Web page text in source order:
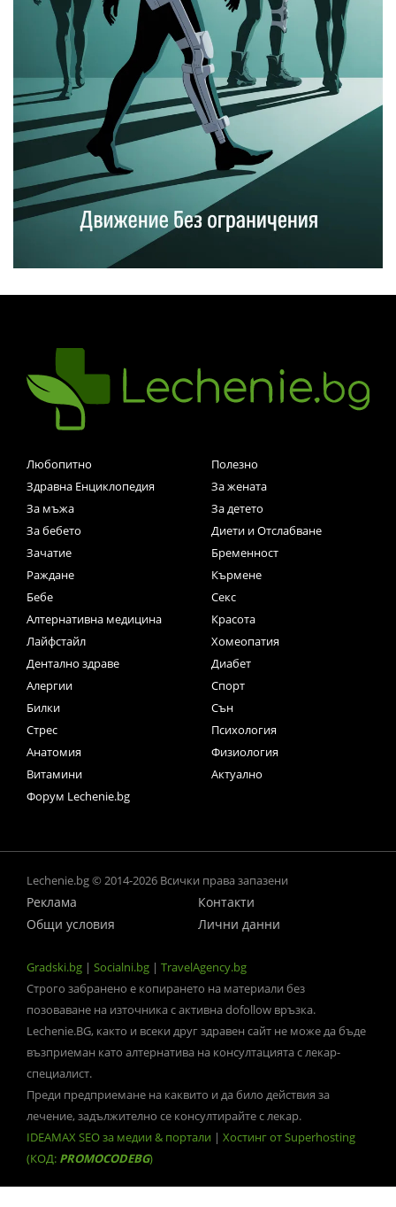
Любопитно
Полезно
Здравна Енциклопедия
За жената
За мъжа
За детето
За бебето
Диети и Отслабване
Зачатие
Бременност
Раждане
Кърмене
Бебе
Секс
Алтернативна медицина
Красота
Лайфстайл
Хомеопатия
Дентално здраве
Диабет
Алергии
Спорт
Билки
Сън
Стрес
Психология
Анатомия
Физиология
Витамини
Актуално
Форум Lechenie.bg
Lechenie.bg © 2014-2026 Всички права запазени
Реклама
Контакти
Общи условия
Лични данни
Gradski.bg | Socialni.bg | TravelAgency.bg
Строго забранено е копирането на материали без
позоваване на източника с активна dofollow връзка.
Lechenie.BG, както и всеки друг здравен сайт не може да бъде
възприеман като алтернатива на консултацията с лекар-
специалист.
Преди предприемане на каквито и да било действия за
лечение, задължително се консултирайте с лекар.
IDEAMAX SEO за медии & портали | Хостинг от Superhosting
(КОД: PROMOCODEBG)